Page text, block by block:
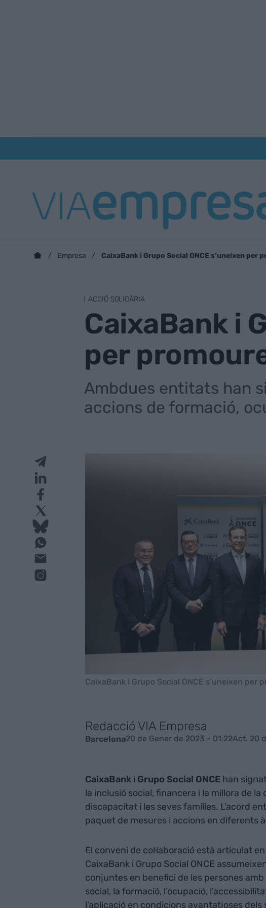
Empresa CaixaBank i Grupo Social ONCE s’uneixen per
ACCIÓ SOLIDÀRIA
CaixaBank i
per
Ambdues entitats han
accions de formació,
CaixaBank i Grupo Social ONCE s’uneixen per
Redacció VIA Empresa
Barcelona20 de Gener de 2023 - 01:22Act. 20
CaixaBanki Grupo Social ONCEhan
la inclusió social, financera i la millora de
discapacitat i les seves famílies. L’acord
paquet de mesures i accions en diferents
El conveni de col·laboració està articulat
CaixaBank i Grupo Social ONCE
conjuntes en benefici de les persones
social, la formació, l’ocupació,
l’aplicació en condicions avantatjoses